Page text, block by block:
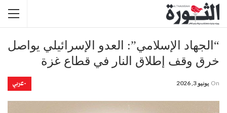
“الجهاد الإسلامي”: العدو الإسرائيلي يواصل
خرق وقف إطلاق النار في قطاع غزة
-عربي On يونيو 3, 2026